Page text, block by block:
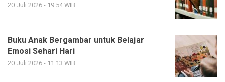
20 Juli 2026 - 19:54 WIB
Buku Anak Bergambar untuk Belajar
Emosi Sehari Hari
20 Juli 2026 - 11:13 WIB